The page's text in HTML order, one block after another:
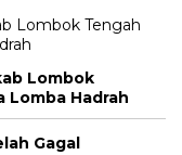
Lombok
Lomba Hadrah
Gagal